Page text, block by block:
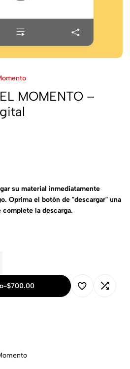
MOMENTO –
su material inmediatamente
Oprima el botón de "descargar" una
complete la descarga.
-$700.00